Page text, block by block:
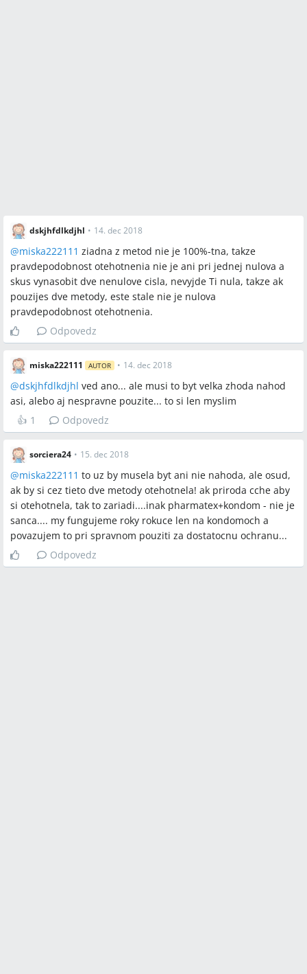
dskjhfdlkdjhl • 14. dec 2018
@miska222111 ziadna z metod nie je 100%-tna, takze
pravdepodobnost otehotnenia nie je ani pri jednej nulova a
skus vynasobit dve nenulove cisla, nevyjde Ti nula, takze ak
pouzijes dve metody, este stale nie je nulova
pravdepodobnost otehotnenia.
Odpovedz
miska222111 AUTOR • 14. dec 2018
@dskjhfdlkdjhl ved ano... ale musi to byt velka zhoda nahod
asi, alebo aj nespravne pouzite... to si len myslim
👍 1 Odpovedz
sorciera24 • 15. dec 2018
@miska222111 to uz by musela byt ani nie nahoda, ale osud,
ak by si cez tieto dve metody otehotnela! ak priroda cche aby
si otehotnela, tak to zariadi....inak pharmatex+kondom - nie je
sanca.... my fungujeme roky rokuce len na kondomoch a
povazujem to pri spravnom pouziti za dostatocnu ochranu...
Odpovedz